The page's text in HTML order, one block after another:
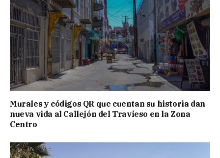
Murales y códigos QR que cuentan su historia dan
nueva vida al Callejón del Travieso en la Zona
Centro